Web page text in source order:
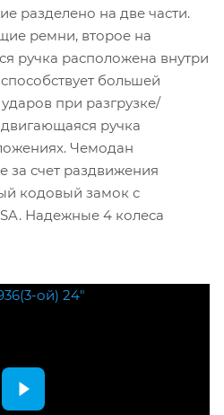
разделено на две части.
ремни, второе на
ручка расположена внутри
большей
при разгрузке/
ручка
Чемодан
за счет раздвижения
кодовый замок с
Надежные 4 колеса